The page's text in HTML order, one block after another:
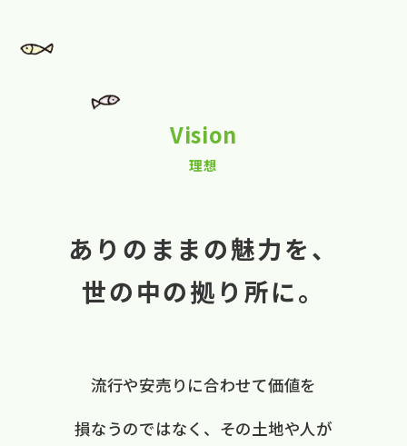
Vision
理想
ありのままの魅力を、
世の中の拠り所に。
流行や​安売りに​合わせて​価値を​
損なうのではなく、 ​その​土地や​人が​